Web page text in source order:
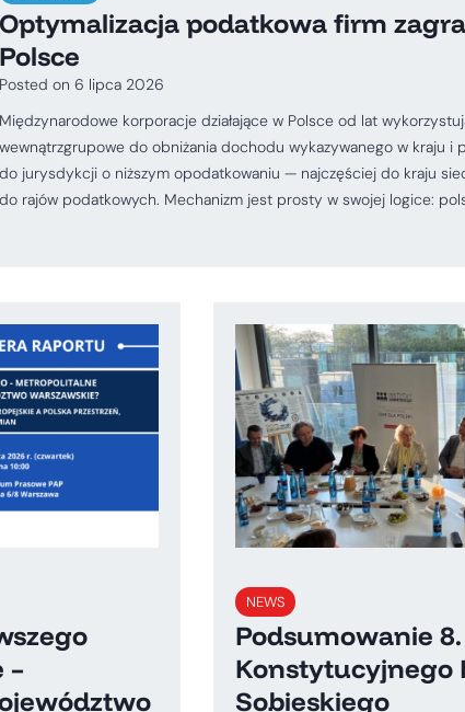
Optymalizacja podatkowa firm
Polsce
Posted on 6 lipca 2026
Międzynarodowe korporacje działające w Polsce od lat
wewnątrzgrupowe do obniżania dochodu wykazywanego w kraju i
do jurysdykcji o niższym opodatkowaniu — najczęściej do kraju
do rajów podatkowych. Mechanizm jest prosty w swojej logice:
–
NEWS
Podsumowanie
Konstytucyjnego
Sobieskiego